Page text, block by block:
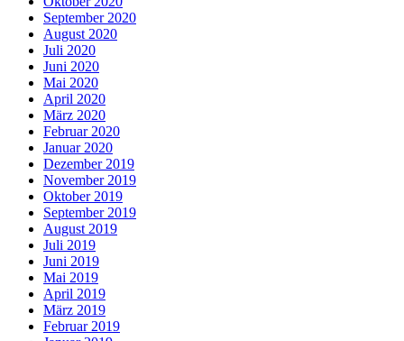
September 2020
August 2020
Juli 2020
Juni 2020
Mai 2020
April 2020
März 2020
Februar 2020
Januar 2020
Dezember 2019
November 2019
Oktober 2019
September 2019
August 2019
Juli 2019
Juni 2019
Mai 2019
April 2019
März 2019
Februar 2019